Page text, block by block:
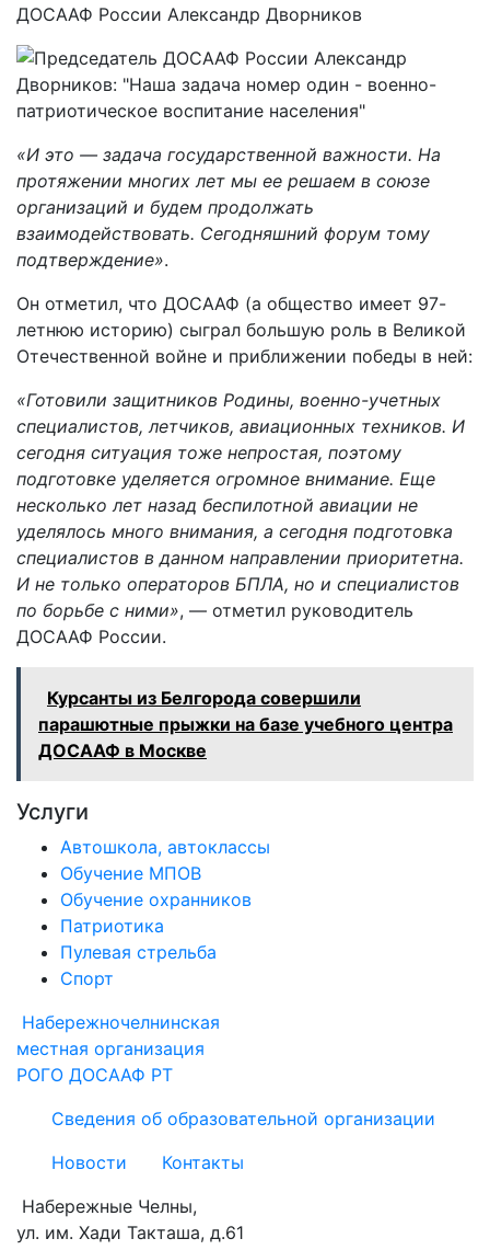
ДОСААФ России Александр Дворников
«И это — задача государственной важности. На
протяжении многих лет мы ее решаем в союзе
организаций и будем продолжать
взаимодействовать. Сегодняшний форум тому
подтверждение».
Он отметил, что ДОСААФ (а общество имеет 97-
летнюю историю) сыграл большую роль в Великой
Отечественной войне и приближении победы в ней:
«Готовили защитников Родины, военно-учетных
специалистов, летчиков, авиационных техников. И
сегодня ситуация тоже непростая, поэтому
подготовке уделяется огромное внимание. Еще
несколько лет назад беспилотной авиации не
уделялось много внимания, а сегодня подготовка
специалистов в данном направлении приоритетна.
И не только операторов БПЛА, но и специалистов
по борьбе с ними», — отметил руководитель
ДОСААФ России.
Курсанты из Белгорода совершили
парашютные прыжки на базе учебного центра
ДОСААФ в Москве
Услуги
Автошкола, автоклассы
Обучение МПОВ
Обучение охранников
Патриотика
Пулевая стрельба
Спорт
Набережночелнинская
местная организация
РОГО ДОСААФ РТ
Сведения об образовательной организации
Новости
Контакты
Набережные Челны,
ул. им. Хади Такташа, д.61